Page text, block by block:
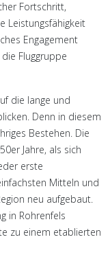
Fortschritt,
Leistungsfähigkeit
Engagement
Fluggruppe
die lange und
Denn in diesem
Bestehen. Die
Jahre, als sich
erste
Mitteln und
neu aufgebaut.
in Rohrenfels
zu einem etablierten